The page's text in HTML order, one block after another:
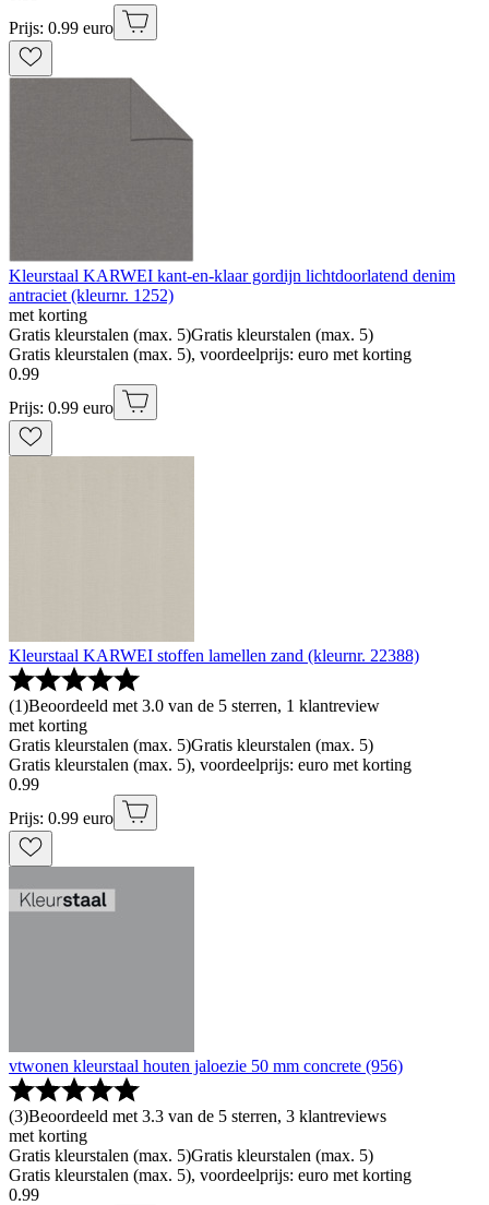
Prijs: 0.99 euro
Kleurstaal KARWEI kant-en-klaar gordijn lichtdoorlatend denim
antraciet (kleurnr. 1252)
met korting
Gratis kleurstalen (max. 5)Gratis kleurstalen (max. 5)
Gratis kleurstalen (max. 5), voordeelprijs: euro met korting
0.99
Prijs: 0.99 euro
Kleurstaal KARWEI stoffen lamellen zand (kleurnr. 22388)
(1)Beoordeeld met 3.0 van de 5 sterren, 1 klantreview
met korting
Gratis kleurstalen (max. 5)Gratis kleurstalen (max. 5)
Gratis kleurstalen (max. 5), voordeelprijs: euro met korting
0.99
Prijs: 0.99 euro
vtwonen kleurstaal houten jaloezie 50 mm concrete (956)
(3)Beoordeeld met 3.3 van de 5 sterren, 3 klantreviews
met korting
Gratis kleurstalen (max. 5)Gratis kleurstalen (max. 5)
Gratis kleurstalen (max. 5), voordeelprijs: euro met korting
0.99